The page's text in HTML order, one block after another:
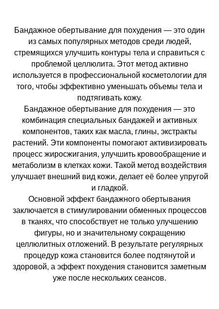
Бандажное обертывание для похудения — это один
из самых популярных методов среди людей,
стремящихся улучшить контуры тела и справиться с
проблемой целлюлита. Этот метод активно
используется в профессиональной косметологии для
того, чтобы эффективно уменьшать объемы тела и
подтягивать кожу.
Бандажное обертывание для похудения — это
комбинация специальных бандажей и активных
компонентов, таких как масла, глины, экстракты
растений. Эти компоненты помогают активизировать
процесс жиросжигания, улучшить кровообращение и
метаболизм в клетках кожи. Такой метод воздействия
улучшает внешний вид кожи, делает её более упругой
и гладкой.
Основной эффект бандажного обертывания
заключается в стимулировании обменных процессов
в тканях, что способствует не только улучшению
фигуры, но и значительному сокращению
целлюлитных отложений. В результате регулярных
процедур кожа становится более подтянутой и
здоровой, а эффект похудения становится заметным
уже после нескольких сеансов.